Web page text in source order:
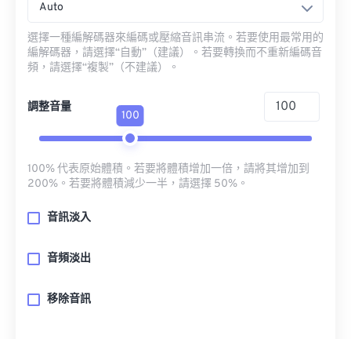
Auto
選擇一種編解碼器來編碼或壓縮音訊串流。若要使用最常用的
編解碼器，請選擇“自動”（建議）。若要轉換而不重新編碼音
頻，請選擇“複製”（不建議）。
調整音量
100
100% 代表原始體積。若要將體積增加一倍，請將其增加到
200%。若要將體積減少一半，請選擇 50%。
音訊淡入
音頻淡出
移除音訊